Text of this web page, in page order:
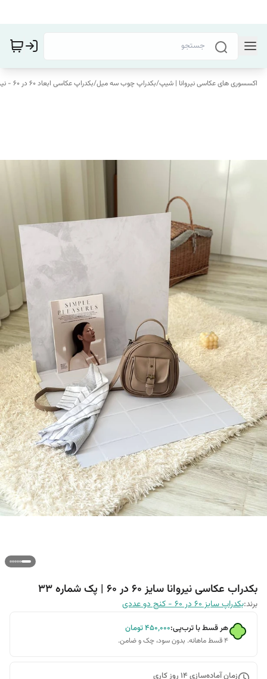
اکسسوری های عکاسی نیروانا | شیپ/بکدراپ چوب سه میل/بکدراپ عکاسی ابعاد 60 در 60 - نیروانا
بکدراب عکاسی نیروانا سایز 60 در 60 | پک شماره 33
برند:بکدراپ سایز 60 در 60 - کنج دو عددی
هر قسط با ترب‌پی:۴۵۰٬۰۰۰تومان
۴ قسط ماهانه. بدون سود، چک و ضامن.
زمان آماده‌سازی 14 روز کاری